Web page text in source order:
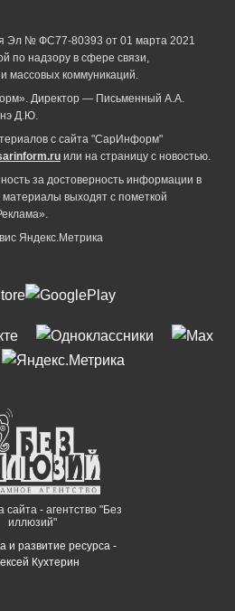
Эл № ФС77-80393 от 01 марта 2021
по надзору в сфере связи,
массовых коммуникаций.
Директор — Письменный А.А.
Д.Ю.
с сайта "СарИнформ"
или на страницу с новостью.
за достоверность информации в
выходят с пометкой
Яндекс.Метрика
сайта - агентство "Без
иллюзий"
и развитие ресурса -
Кухтерин